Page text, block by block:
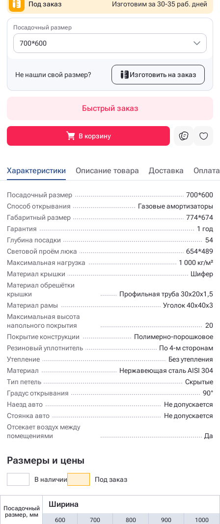
Под заказ Изготовим за 30-35 раб. дней
Посадочный размер
700*600
Не нашли свой размер? Изготовить на заказ
Быстрый заказ
В корзину
Характеристики Описание товара Доставка Оплата
Посадочный размер
700*600
Способ открывания
Газовые амортизаторы
Габаритный размер
774*674
Гарантия
1 год
Глубина посадки
54
Световой проём люка
654*489
Максимальная нагрузка
1 000 кг/м²
Материал крышки
Шифер
Материал обрешётки
крышки
Профильная труба 30х20х1,5
Материал рамы
Уголок 40х40х3
Максимальная высота
напольного покрытия
20
Покрытие конструкции
Полимерно-порошковое
Резиновый уплотнитель
По 4-м сторонам
Утепление
Без утепления
Материал
Нержавеющая сталь AISI 304
Тип петель
Скрытые
Градус открывания
90°
Наезд авто
Не допускается
Стоянка авто
Не допускается
Отсекает воздух между
помещениями
Да
Размеры и цены
В наличии Под заказ
Посадочный
размер, мм
Ширина
600 700 800 900 1000